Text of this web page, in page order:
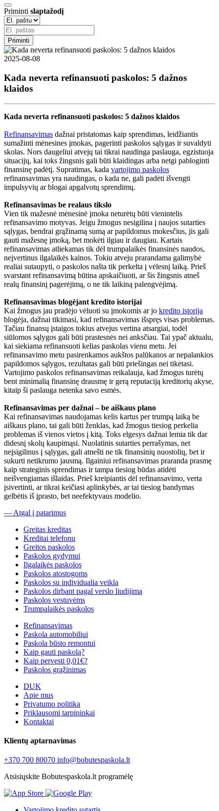
Priminti slaptažodį
Priminti
2025-08-08
Kada neverta refinansuoti paskolos: 5 dažnos
klaidos
Kada neverta refinansuoti paskolos: 5 dažnos klaidos
Refinansavimas dažnai pristatomas kaip sprendimas, leidžiantis
sumažinti mėnesines įmokas, pagerinti paskolos sąlygas ir suvaldyti
skolas. Nors daugeliui atvejų tai tikrai naudinga paslauga, egzistuoja
situacijų, kai toks žingsnis gali būti klaidingas arba netgi pabloginti
finansinę padėtį. Supratimas, kada vartojimo paskolos
refinansavimas yra naudingas, o kada ne, gali padėti išvengti
impulsyvių ar blogai apgalvotų sprendimų.
Refinansavimas be realaus tikslo
Vien tik mažesnė mėnesinė įmoka neturėtų būti vienintelis
refinansavimo motyvas. Jeigu žmogus nesigilina į naujos sutarties
sąlygas, bendrai grąžinamą sumą ar papildomus mokesčius, jis gali
gauti mažesnę įmoką, bet mokėti ilgiau ir daugiau. Kartais
refinansavimas atliekamas tik dėl trumpalaikės finansinės naudos,
neįvertinus ilgalaikės kainos. Tokiu atveju prarandama galimybė
realiai sutaupyti, o paskolos našta tik perkelta į vėlesnį laiką. Prieš
svarstant refinansavimą būtina apskaičiuoti, ar šis žingsnis atneš
realų finansinį pagerėjimą, o ne tik laikiną palengvėjimą.
Refinansavimas blogėjant kredito istorijai
Kai žmogus jau pradėjo vėluoti su įmokomis ar jo kredito istorija
blogėja, dažnai tikimasi, kad refinansavimas išspręs visas problemas.
Tačiau finansų įstaigos tokius atvejus vertina atsargiai, todėl
siūlomos sąlygos gali būti prastesnės nei anksčiau. Tai ypač aktualu,
kai siekiama refinansuoti kelias paskolas vienu metu. Jei
refinansavimo metu pasirenkamos aukštos palūkanos ar nepalankios
papildomos sąlygos, rezultatas gali būti priešingas nei tikėtasi.
Vartojimo paskolos refinansavimas reikalauja, kad žmogus turėtų
bent minimalią finansinę drausmę ir gerą reputaciją kreditorių akyse,
kitaip ši paslauga netenka savo esmės.
Refinansavimas per dažnai – be aiškaus plano
Kai refinansavimas naudojamas kelis kartus per trumpą laiką be
aiškaus plano, tai gali būti ženklas, kad žmogus tiesiog perkelia
problemas iš vienos vietos į kitą. Toks elgesys dažnai lemia tik dar
didesnį skolų kaupimąsi. Nuolatinis sutarties perrašymas, net
neįsigilinus į sąlygas, gali atnešti ne tik finansinių nuostolių, bet ir
sukurti netikrumo jausmą. Ilgainiui refinansavimas praranda prasmę
kaip strateginis sprendimas ir tampa tiesiog būdas atidėti
neišvengiamas išlaidas. Prieš kreipiantis dėl refinansavimo, verta
įsivertinti, ar tikrai keičiasi aplinkybės, ar tai tiesiog bandymas
gelbėtis iš įprasto, bet neefektyvaus modelio.
— Atgal į patarimus
Greitas kreditas
Kreditai telefonu
Greitos paskolos
Paskolos gydymui
Ilgalaikės paskolos
Paskolos atostogoms
Paskolos su individualia veikla
Paskolos dirbant pagal verslo liudijimą
Paskolos vestuvėms
Trumpalaikės paskolos
Refinansavimas
Paskola automobiliui
Paskola būsto remontui
Kaip gauti paskolą?
Kaip pervesti 0,01€?
Paskolos grąžinimas
DUK
Apie mus
Privatumo politika
Priklausomi tarpininkai
Kontaktai
Klientų aptarnavimas
+370 700 80070 info@bobutespaskola.lt
Atsisiųskite Bobutespaskola.lt programėlę